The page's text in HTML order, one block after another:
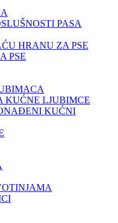
PASA
HRANU ZA PSE
PSE
KUĆNE LJUBIMCE
KUĆNI